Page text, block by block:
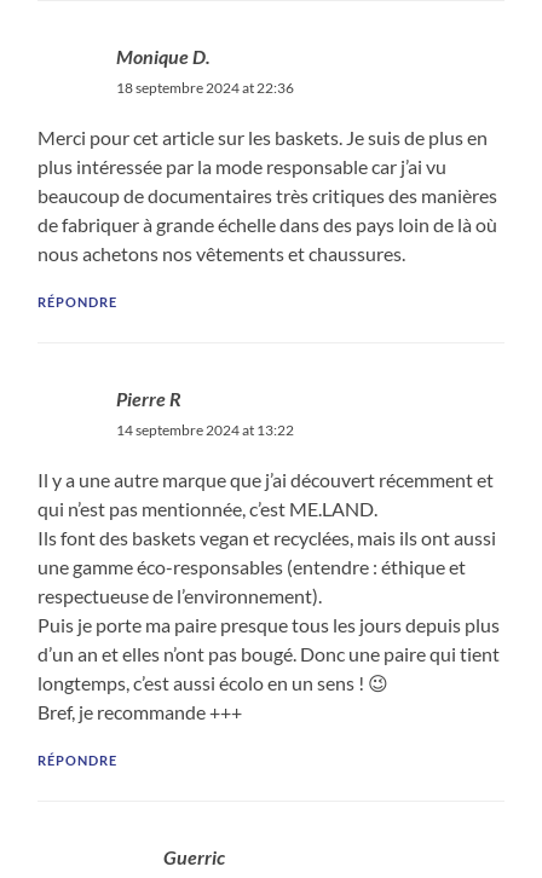
Monique D.
18 septembre 2024 at 22:36
Merci pour cet article sur les baskets. Je suis de plus en
plus intéressée par la mode responsable car j’ai vu
beaucoup de documentaires très critiques des manières
de fabriquer à grande échelle dans des pays loin de là où
nous achetons nos vêtements et chaussures.
RÉPONDRE
Pierre R
14 septembre 2024 at 13:22
Il y a une autre marque que j’ai découvert récemment et
qui n’est pas mentionnée, c’est ME.LAND.
Ils font des baskets vegan et recyclées, mais ils ont aussi
une gamme éco-responsables (entendre : éthique et
respectueuse de l’environnement).
Puis je porte ma paire presque tous les jours depuis plus
d’un an et elles n’ont pas bougé. Donc une paire qui tient
longtemps, c’est aussi écolo en un sens ! 😉
Bref, je recommande +++
RÉPONDRE
Guerric